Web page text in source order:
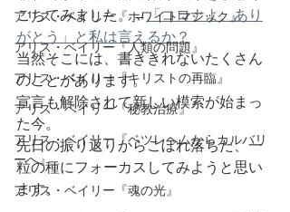
アリス・ベイリー『ホワイトマジック』
アリス・ベイリー『人類の問題』
アリス・ベイリー『キリストの再臨』
アリス・ベイリー『秘教治療』
アリス・ベイリー『ベツレヘムからカルバリ
ーへ』
アリス・ベイリー『魂の光』
ごちてみました。→「コロナよ、あり
がとう」と私は言えるか？
当然そこには、書ききれないたくさん
のことがあります。
宣言も解除されて新しい模索が始まっ
た今。
先日の振り返りからこぼれ落ちた、一
粒の種にフォーカスしてみようと思い
ます。